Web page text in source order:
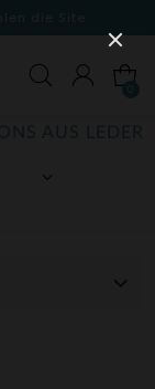
die Site
AUS LEDER